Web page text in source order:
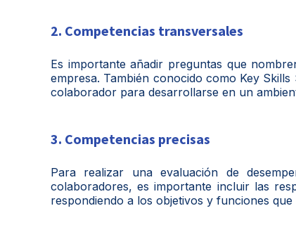
2. Competencias transversales
Es importante añadir preguntas que
empresa. También conocido como Key
colaborador para desarrollarse en un
3. Competencias precisas
Para realizar una evaluación de
colaboradores, es importante incluir las
respondiendo a los objetivos y funciones